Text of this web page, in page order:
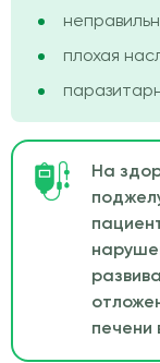
плохая
На
печени